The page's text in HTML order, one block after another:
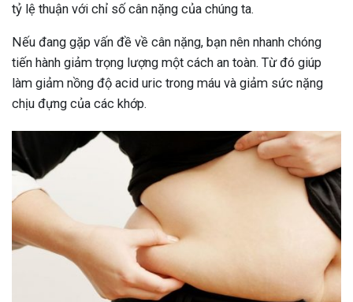
tỷ lệ thuận với chỉ số cân nặng của chúng ta.
Nếu đang gặp vấn đề về cân nặng, bạn nên nhanh chóng
tiến hành giảm trọng lượng một cách an toàn. Từ đó giúp
làm giảm nồng độ acid uric trong máu và giảm sức nặng
chịu đựng của các khớp.